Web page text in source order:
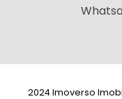
2024 Imoverso